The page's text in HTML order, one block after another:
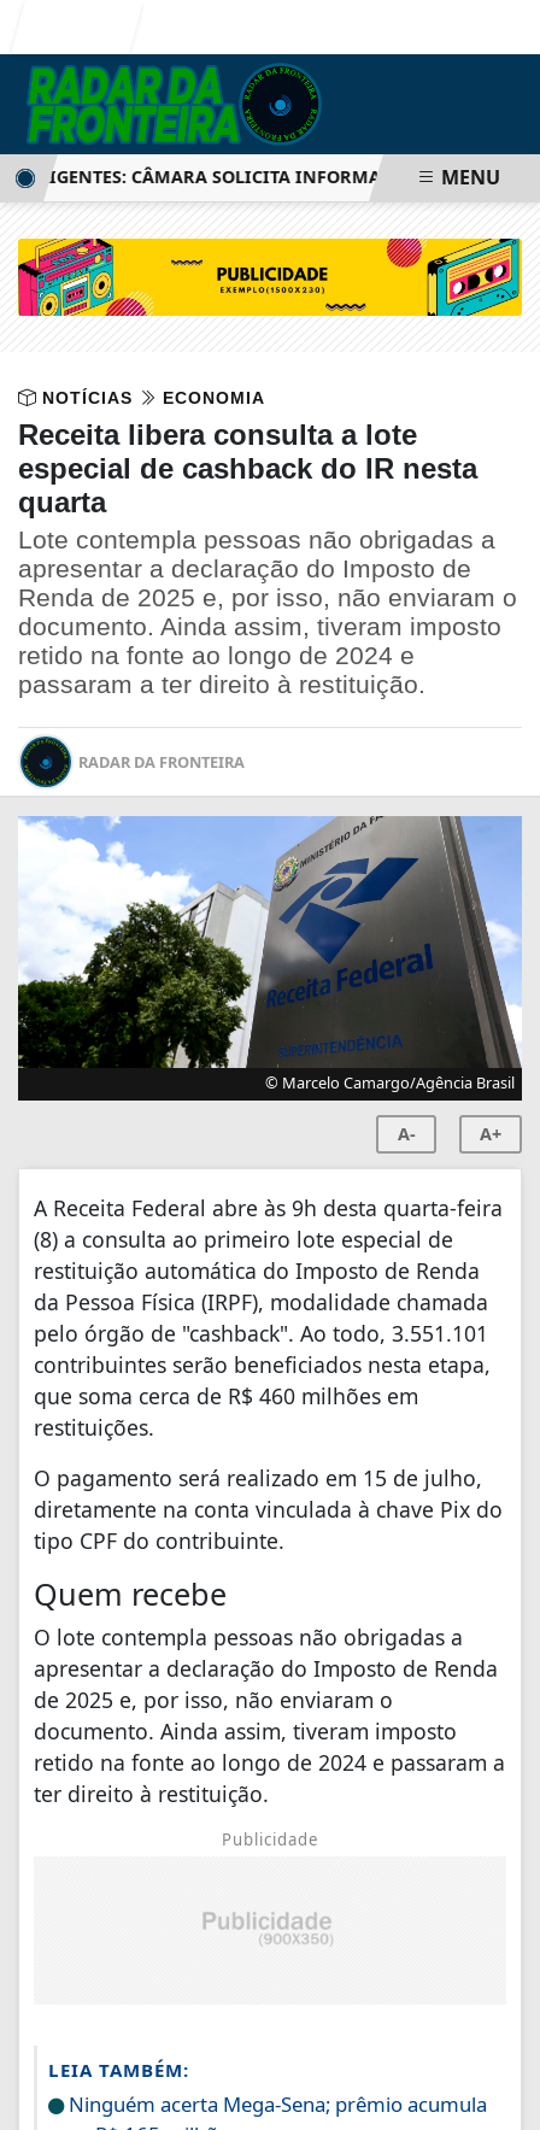
CÂMARA SOLICITA INFORMAÇÕES SOBRE SISTEMA
MENU
NOTÍCIAS ECONOMIA
Receita libera consulta a lote
especial de cashback do IR nesta
quarta
Lote contempla pessoas não obrigadas a
apresentar a declaração do Imposto de
Renda de 2025 e, por isso, não enviaram o
documento. Ainda assim, tiveram imposto
retido na fonte ao longo de 2024 e
passaram a ter direito à restituição.
RADAR DA FRONTEIRA
© Marcelo Camargo/Agência Brasil
A- A+
A Receita Federal abre às 9h desta quarta-feira
(8) a consulta ao primeiro lote especial de
restituição automática do Imposto de Renda
da Pessoa Física (IRPF), modalidade chamada
pelo órgão de "cashback". Ao todo, 3.551.101
contribuintes serão beneficiados nesta etapa,
que soma cerca de R$ 460 milhões em
restituições.
O pagamento será realizado em 15 de julho,
diretamente na conta vinculada à chave Pix do
tipo CPF do contribuinte.
Quem recebe
O lote contempla pessoas não obrigadas a
apresentar a declaração do Imposto de Renda
de 2025 e, por isso, não enviaram o
documento. Ainda assim, tiveram imposto
retido na fonte ao longo de 2024 e passaram a
ter direito à restituição.
Publicidade
LEIA TAMBÉM:
Ninguém acerta Mega-Sena; prêmio acumula